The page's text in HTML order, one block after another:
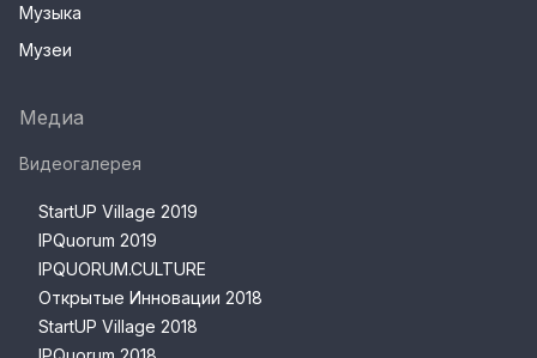
Музыка
Музеи
Медиа
Видеогалерея
StartUP Village 2019
IPQuorum 2019
IPQUORUM.CULTURE
Открытые Инновации 2018
StartUP Village 2018